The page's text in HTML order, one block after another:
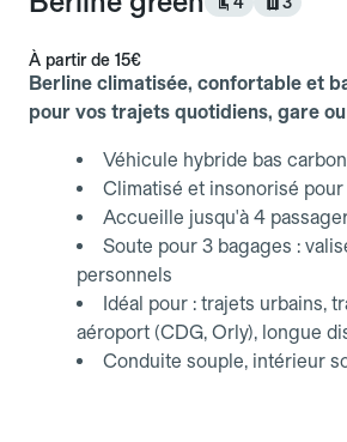
À partir de 15€
Berline climatisée, confortable et
pour vos trajets quotidiens, gare
Véhicule hybride bas
Climatisé et insonorisé
Accueille jusqu'à 4
Soute pour 3 bagages :
personnels
Idéal pour : trajets urbains,
aéroport (CDG, Orly), longue
Conduite souple, intérieur